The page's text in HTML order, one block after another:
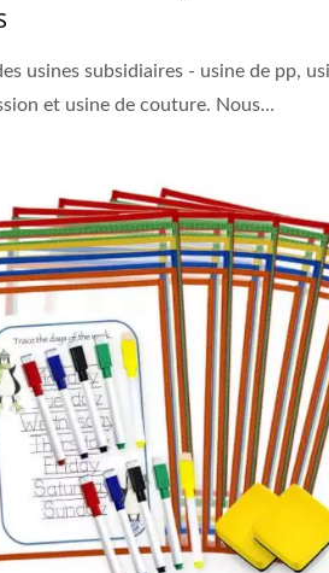
usines subsidiaires - usine de pp,
et usine de couture. Nous...